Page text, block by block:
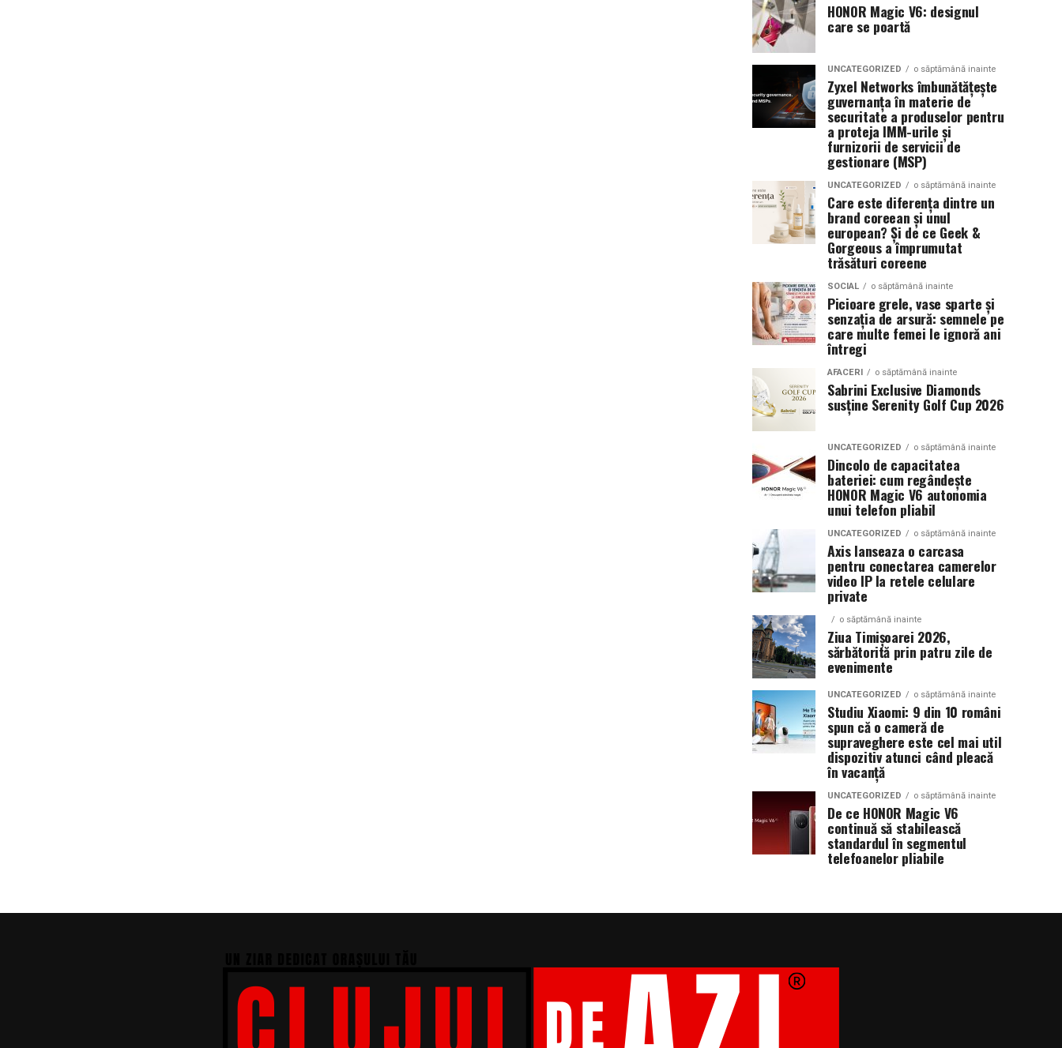
HONOR Magic V6: designul
care se poartă
UNCATEGORIZED o săptămână inainte
Zyxel Networks îmbunătățește
guvernanța în materie de
securitate a produselor pentru
a proteja IMM-urile și
furnizorii de servicii de
gestionare (MSP)
UNCATEGORIZED o săptămână inainte
Care este diferența dintre un
brand coreean și unul
european? Și de ce Geek &
Gorgeous a împrumutat
trăsături coreene
SOCIAL o săptămână inainte
Picioare grele, vase sparte și
senzația de arsură: semnele pe
care multe femei le ignoră ani
întregi
AFACERI o săptămână inainte
Sabrini Exclusive Diamonds
susține Serenity Golf Cup 2026
UNCATEGORIZED o săptămână inainte
Dincolo de capacitatea
bateriei: cum regândește
HONOR Magic V6 autonomia
unui telefon pliabil
UNCATEGORIZED o săptămână inainte
Axis lanseaza o carcasa
pentru conectarea camerelor
video IP la retele celulare
private
o săptămână inainte
Ziua Timișoarei 2026,
sărbătorită prin patru zile de
evenimente
UNCATEGORIZED o săptămână inainte
Studiu Xiaomi: 9 din 10 români
spun că o cameră de
supraveghere este cel mai util
dispozitiv atunci când pleacă
în vacanță
UNCATEGORIZED o săptămână inainte
De ce HONOR Magic V6
continuă să stabilească
standardul în segmentul
telefoanelor pliabile